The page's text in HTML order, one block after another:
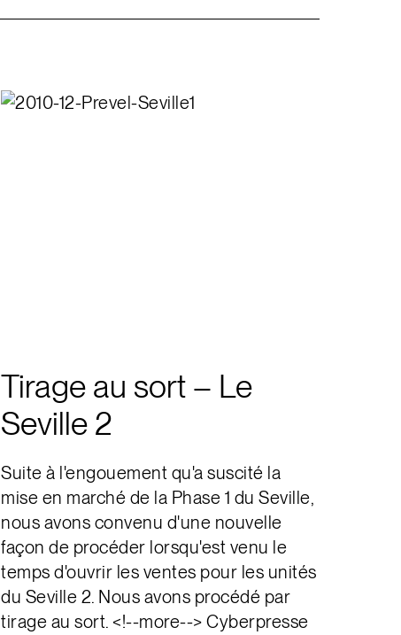
Tirage au sort – Le
Seville 2
Suite à l'engouement qu'a suscité la
mise en marché de la Phase 1 du Seville,
nous avons convenu d'une nouvelle
façon de procéder lorsqu'est venu le
temps d'ouvrir les ventes pour les unités
du Seville 2. Nous avons procédé par
tirage au sort. <!--more--> Cyberpresse